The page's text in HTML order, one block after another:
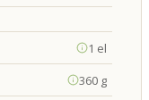
1 el
360 g